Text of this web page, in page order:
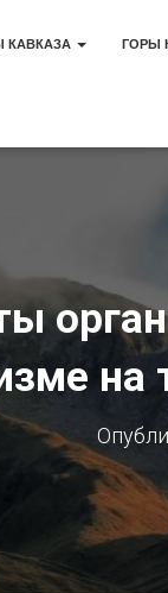
КАВКАЗА ГОРЫ
на